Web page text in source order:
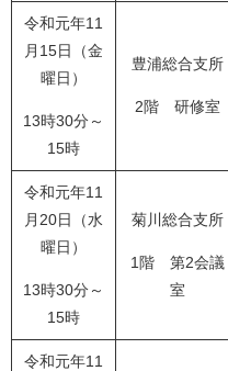
令和元年11
月15日（金
曜日）
13時30分～
15時
豊浦総合支所
2階 研修室
令和元年11
月20日（水
曜日）
13時30分～
15時
菊川総合支所
1階 第2会議
室
令和元年11